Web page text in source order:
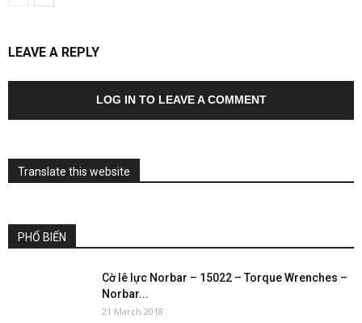
LEAVE A REPLY
LOG IN TO LEAVE A COMMENT
Translate this website
PHỔ BIẾN
Cờ lê lực Norbar – 15022 – Torque Wrenches –
Norbar...
21 March 2018